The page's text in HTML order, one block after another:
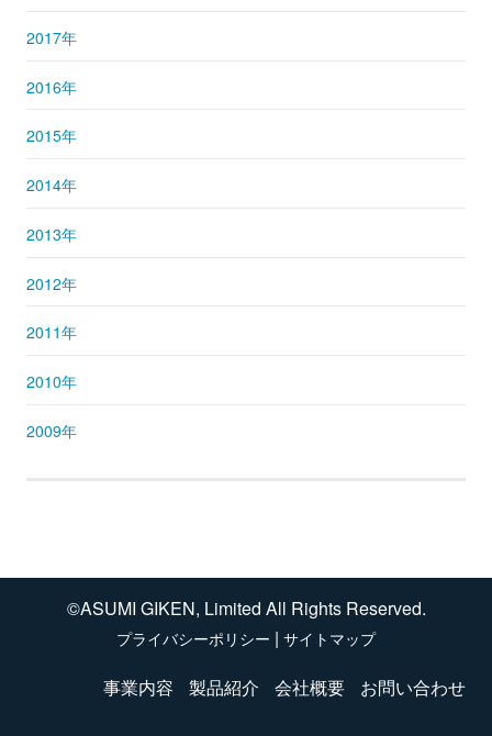
2017年
2016年
2015年
2014年
2013年
2012年
2011年
2010年
2009年
©ASUMI GIKEN, Limited All Rights Reserved.
プライバシーポリシー | サイトマップ
事業内容 製品紹介 会社概要 お問い合わせ